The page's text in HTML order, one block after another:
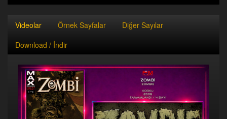
Videolar Örnek Sayfalar
Diğer Sayılar
Download / İndir